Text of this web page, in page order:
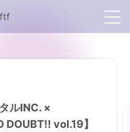
ルINC. ×
DOUBT!! vol.19】